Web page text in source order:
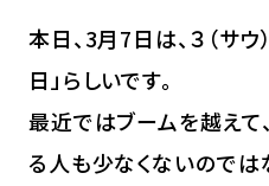
本日、3月7日は、３（サウ
日」らしいです。
最近ではブームを越えて
る人も少なくないのでは